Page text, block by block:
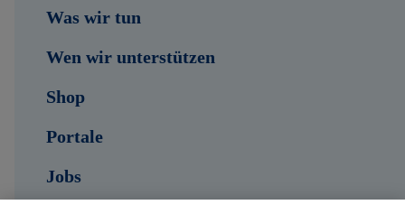
Was wir tun
Wen wir unterstützen
Shop
Portale
Jobs